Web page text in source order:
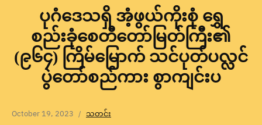
ပုဂံဒေသရှိ အံ့ဖွယ်ကိုးစုံ ရွှေ
စည်းခုံစေတီတော်မြတ်ကြီး၏
(၉၆၄) ကြိမ်မြောက် သင်ပုတ်ပလ္လင်
ပွဲတော်စည်ကား စွာကျင်းပ
October 19, 2023 သတင်း